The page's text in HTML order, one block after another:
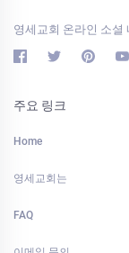
영세교회 온라인 소셜
주요 링크
Home
영세교회는
FAQ